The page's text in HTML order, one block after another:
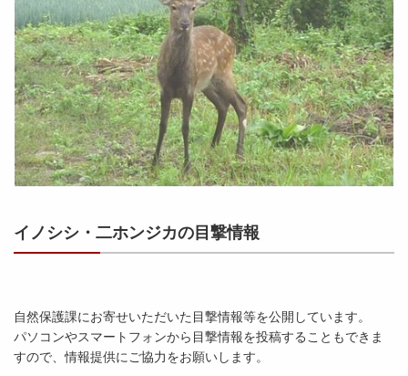
イノシシ・二ホンジカの目撃情報
自然保護課にお寄せいただいた目撃情報等を公開しています。
パソコンやスマートフォンから目撃情報を投稿することもできま
すので、情報提供にご協力をお願いします。